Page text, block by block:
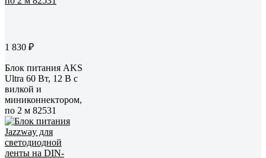
1 830 ₽
Блок питания AKS
Ultra 60 Вт, 12 В с
вилкой и
миниконнектором,
по 2 м 82531